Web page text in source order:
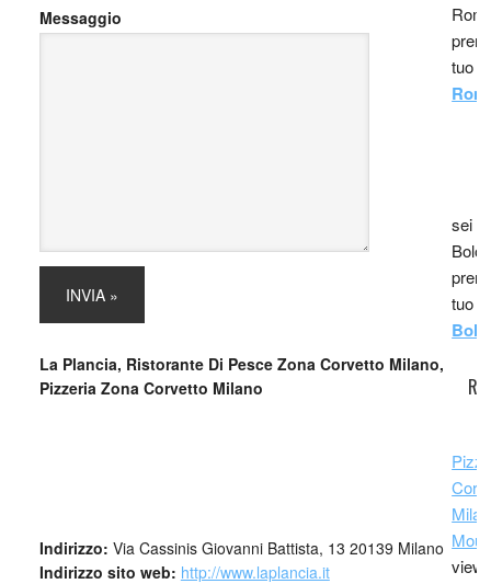
Messaggio
La Plancia, Ristorante Di Pesce Zona Corvetto Milano,
Pizzeria Zona Corvetto Milano
Indirizzo: Via Cassinis Giovanni Battista, 13 20139 Milano
Indirizzo sito web: http://www.laplancia.it
tuo
sei
tuo